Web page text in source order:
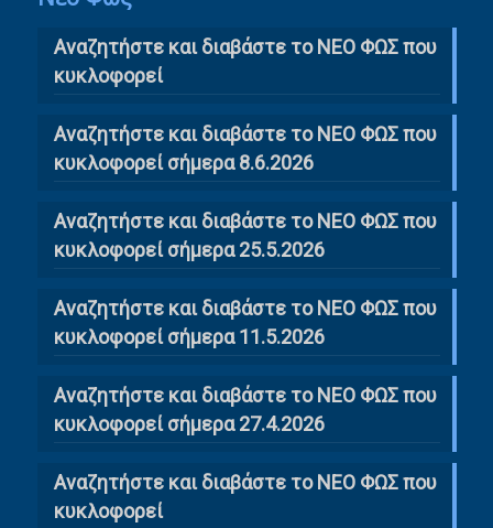
Αναζητήστε και διαβάστε το NΕΟ ΦΩΣ που
κυκλοφορεί
Αναζητήστε και διαβάστε το ΝΕΟ ΦΩΣ που
κυκλοφορεί σήμερα 8.6.2026
Αναζητήστε και διαβάστε το ΝΕΟ ΦΩΣ που
κυκλοφορεί σήμερα 25.5.2026
Αναζητήστε και διαβάστε το ΝΕΟ ΦΩΣ που
κυκλοφορεί σήμερα 11.5.2026
Αναζητήστε και διαβάστε το ΝΕΟ ΦΩΣ που
κυκλοφορεί σήμερα 27.4.2026
Αναζητήστε και διαβάστε το ΝΕΟ ΦΩΣ που
κυκλοφορεί